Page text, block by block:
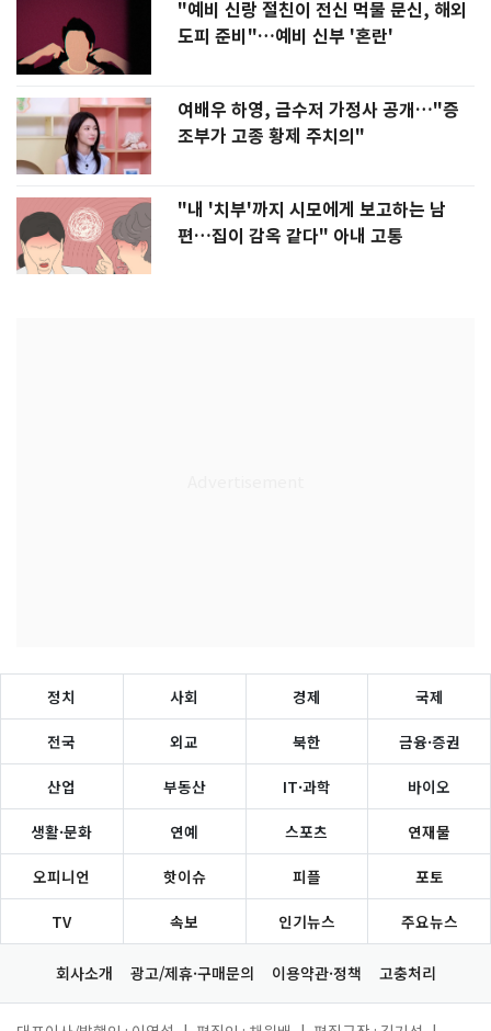
"예비 신랑 절친이 전신 먹물 문신, 해외
도피 준비"…예비 신부 '혼란'
여배우 하영, 금수저 가정사 공개…"증
조부가 고종 황제 주치의"
"내 '치부'까지 시모에게 보고하는 남
편…집이 감옥 같다" 아내 고통
정치 사회 경제 국제
전국 외교 북한 금융·증권
산업 부동산 IT·과학 바이오
생활·문화 연예 스포츠 연재물
오피니언 핫이슈 피플 포토
TV 속보 인기뉴스 주요뉴스
회사소개 광고/제휴·구매문의 이용약관·정책 고충처리